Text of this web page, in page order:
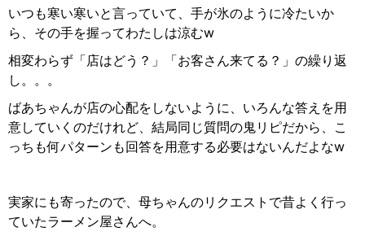
いつも寒い寒いと言っていて、手が氷のように冷たいか
ら、その手を握ってわたしは涼むw
相変わらず「店はどう？」「お客さん来てる？」の繰り返
し。。。
ばあちゃんが店の心配をしないように、いろんな答えを用
意していくのだけれど、結局同じ質問の鬼リピだから、こ
っちも何パターンも回答を用意する必要はないんだよなw
実家にも寄ったので、母ちゃんのリクエストで昔よく行っ
ていたラーメン屋さんへ。